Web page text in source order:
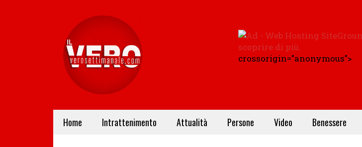
crossorigin="anonymous">
Home Intrattenimento Attualità Persone Video Benessere